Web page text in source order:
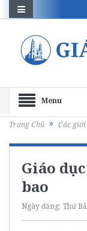
Menu
Trang Chủ Các giới
Giáo
bao
Ngày đăng: Thứ